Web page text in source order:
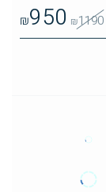
₪1190
₪950